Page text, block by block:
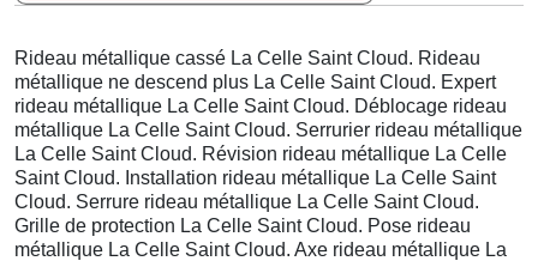
Rideau métallique cassé La Celle Saint Cloud. Rideau
métallique ne descend plus La Celle Saint Cloud. Expert
rideau métallique La Celle Saint Cloud. Déblocage rideau
métallique La Celle Saint Cloud. Serrurier rideau métallique
La Celle Saint Cloud. Révision rideau métallique La Celle
Saint Cloud. Installation rideau métallique La Celle Saint
Cloud. Serrure rideau métallique La Celle Saint Cloud.
Grille de protection La Celle Saint Cloud. Pose rideau
métallique La Celle Saint Cloud. Axe rideau métallique La